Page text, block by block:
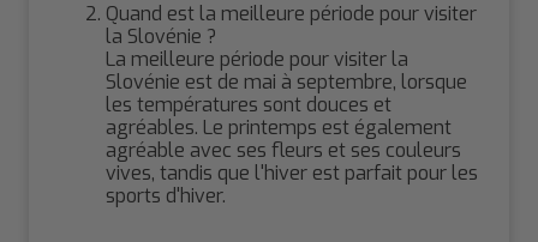
Quand est la meilleure période pour visiter
la Slovénie ?
La meilleure période pour visiter la
Slovénie est de mai à septembre, lorsque
les températures sont douces et
agréables. Le printemps est également
agréable avec ses fleurs et ses couleurs
vives, tandis que l'hiver est parfait pour les
sports d'hiver.